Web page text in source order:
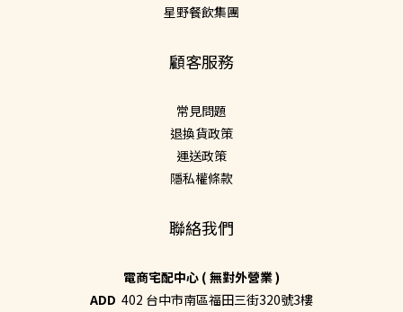
星野餐飲集團
顧客服務
常見問題
退換貨政策
運送政策
隱私權條款
聯絡我們
電商宅配中心 ( 無對外營業 )
ADD 402 台中市南區福田三街320號3樓